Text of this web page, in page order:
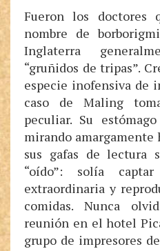
Fueron los doctores
nombre de
Inglaterra
“gruñidos de tripas”.
especie inofensiva de
caso de Maling
peculiar. Su
mirando amargamente
sus gafas de lectura
“oído”: solía
extraordinaria y
comidas. Nunca
reunión en el hotel
grupo de impresores